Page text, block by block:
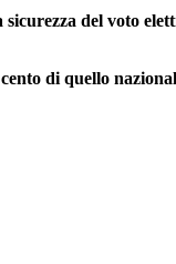
sicurezza del voto
di quello